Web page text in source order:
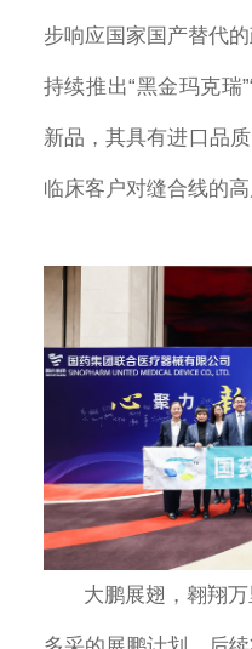
步响应国家国产替代
持续推出“黑金玛克瑞
新品，其具有进口品
临床客户对缝合线的
大鹏展翅，翱翔